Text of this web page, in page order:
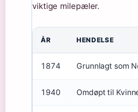
viktige milepæler.
ÅR HENDELSE
1874 Grunnlagt som
1940 Omdøpt til